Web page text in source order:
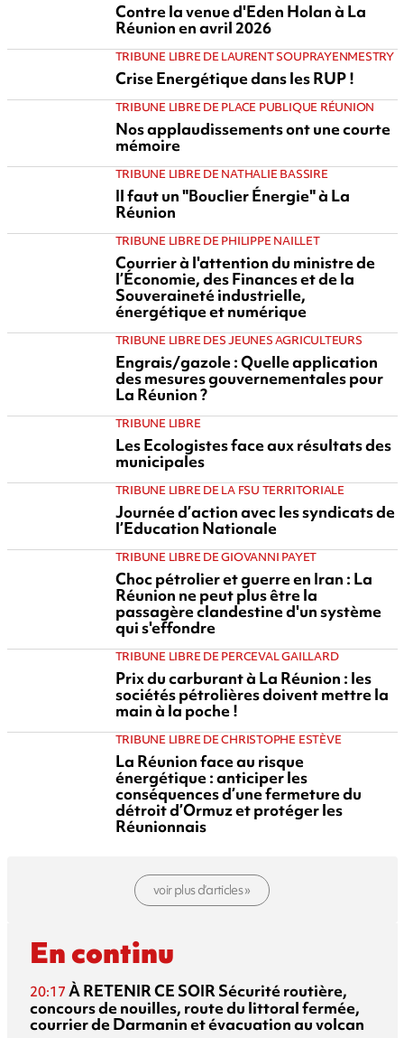
Contre la venue d'Eden Holan à La
Réunion en avril 2026
TRIBUNE LIBRE DE LAURENT SOUPRAYENMESTRY
Crise Energétique dans les RUP !
TRIBUNE LIBRE DE PLACE PUBLIQUE RÉUNION
Nos applaudissements ont une courte
mémoire
TRIBUNE LIBRE DE NATHALIE BASSIRE
Il faut un "Bouclier Énergie" à La
Réunion
TRIBUNE LIBRE DE PHILIPPE NAILLET
Courrier à l'attention du ministre de
l’Économie, des Finances et de la
Souveraineté industrielle,
énergétique et numérique
TRIBUNE LIBRE DES JEUNES AGRICULTEURS
Engrais/gazole : Quelle application
des mesures gouvernementales pour
La Réunion ?
TRIBUNE LIBRE
Les Ecologistes face aux résultats des
municipales
TRIBUNE LIBRE DE LA FSU TERRITORIALE
Journée d’action avec les syndicats de
l’Education Nationale
TRIBUNE LIBRE DE GIOVANNI PAYET
Choc pétrolier et guerre en Iran : La
Réunion ne peut plus être la
passagère clandestine d'un système
qui s'effondre
TRIBUNE LIBRE DE PERCEVAL GAILLARD
Prix du carburant à La Réunion : les
sociétés pétrolières doivent mettre la
main à la poche !
TRIBUNE LIBRE DE CHRISTOPHE ESTÈVE
La Réunion face au risque
énergétique : anticiper les
conséquences d’une fermeture du
détroit d’Ormuz et protéger les
Réunionnais
voir plus d’articles »
En continu
20:17 À RETENIR CE SOIRSécurité routière,
concours de nouilles, route du littoral fermée,
courrier de Darmanin et évacuation au volcan